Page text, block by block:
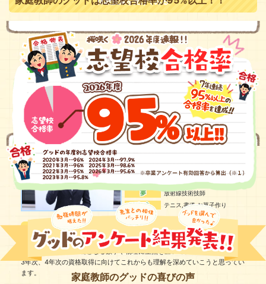
国公立大学
なぎ先生
ソフトテニス,書道
夢
放射線技術技師
趣味
テニス,書道,お菓子作り
将来使う放射線の基礎となる数学や物理に重点を置いて、勉強しています。
3年次、4年次の資格取得に向けてこれからも理解を深めていこうと思ってい
ます。
家庭教師のグッドの喜びの声